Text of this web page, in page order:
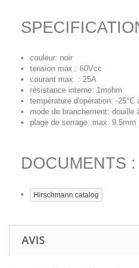
couleur: noir
tension max.: 60Vcc
courant max. : 25A
résistance interne: 1mohm
température d'opération: -25°C
mode de branchement: douille
plage de serrage: max. 9.5mm
DOCUMENTS :
Hirschmann catalog
AVIS